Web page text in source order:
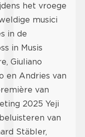
het vroege
musici
in de
in Musis
Giuliano
en Andries van
van
2025 Yeji
van
Stäbler,